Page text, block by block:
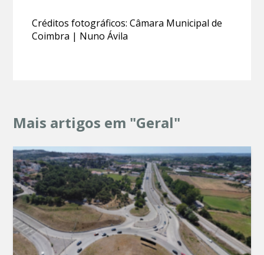
Créditos fotográficos: Câmara Municipal de
Coimbra | Nuno Ávila
Mais artigos em "Geral"